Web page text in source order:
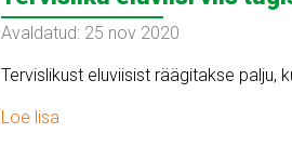
Avaldatud: 25 nov 2020
Tervislikust eluviisist räägitakse palju,
Loe lisa